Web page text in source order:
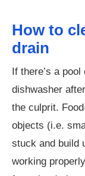
How to
drain
If there’s a
dishwasher
the culprit.
objects (i.e.
stuck and build
working